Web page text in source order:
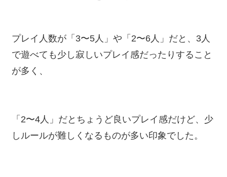
プレイ人数が「3〜5人」や「2〜6人」だと、3人
で遊べても少し寂しいプレイ感だったりすること
が多く、
「2〜4人」だとちょうど良いプレイ感だけど、少
しルールが難しくなるものが多い印象でした。